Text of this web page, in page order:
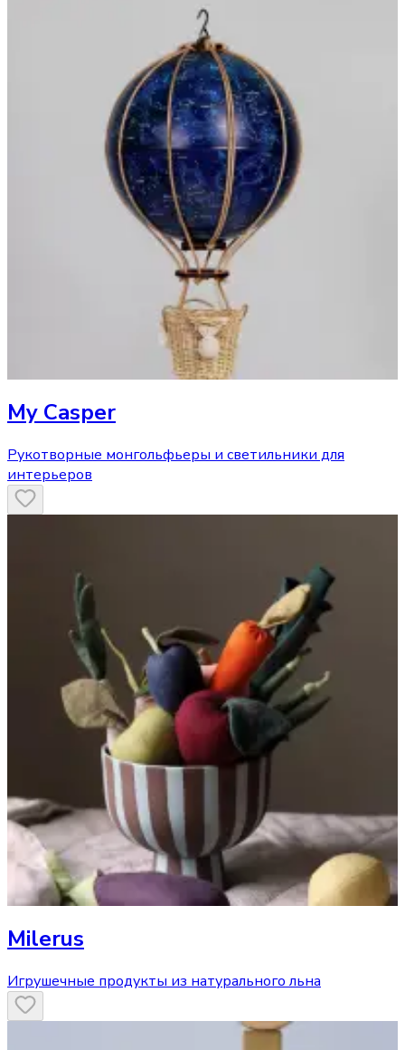
My Casper
Рукотворные монгольфьеры и светильники для
интерьеров
Milerus
Игрушечные продукты из натурального льна